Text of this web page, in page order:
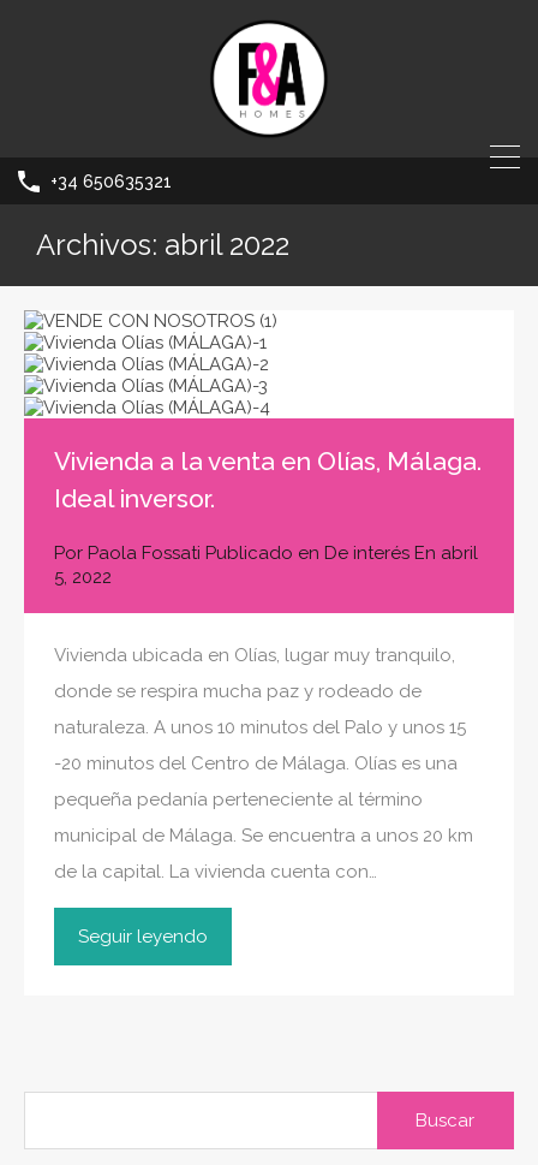
+34 650635321
Archivos: abril 2022
Vivienda a la venta en Olías, Málaga.
Ideal inversor.
Por Paola Fossati Publicado en De interés En abril
5, 2022
Vivienda ubicada en Olías, lugar muy tranquilo,
donde se respira mucha paz y rodeado de
naturaleza. A unos 10 minutos del Palo y unos 15
-20 minutos del Centro de Málaga. Olías es una
pequeña pedanía perteneciente al término
municipal de Málaga. Se encuentra a unos 20 km
de la capital. La vivienda cuenta con…
Seguir leyendo